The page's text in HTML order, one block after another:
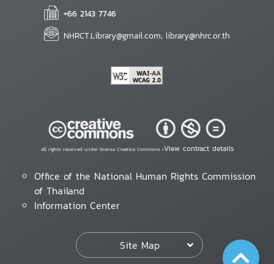
+66 2143 7746
NHRCT.Library@gmail.com; library@nhrc.or.th
All rights reserved under license Creative Commons •View contract details
Office of the National Human Rights Commission
of Thailand
Information Center
Site Map